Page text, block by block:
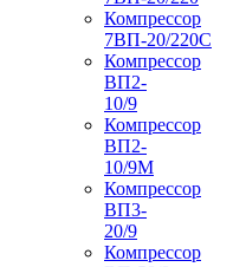
Компрессор
7ВП-20/220С
Компрессор
ВП2-
10/9
Компрессор
ВП2-
10/9М
Компрессор
ВП3-
20/9
Компрессор